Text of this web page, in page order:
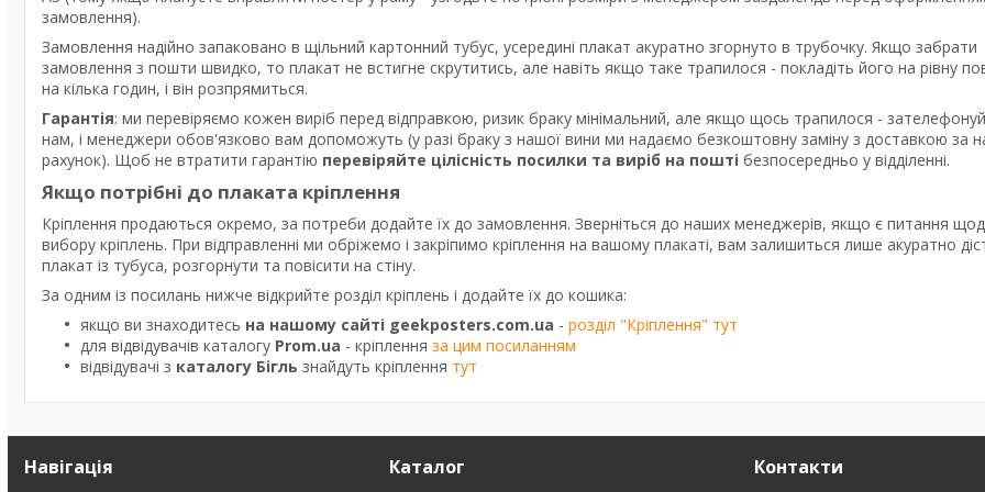
замовлення).
Замовлення надійно запаковано в щільний картонний тубус, усередині плакат акуратно згорнуто в трубочку. Якщо забрати
замовлення з пошти швидко, то плакат не встигне скрутитись, але навіть якщо таке трапилося - покладіть його на рівну
на кілька годин, і він розпрямиться.
Гарантія: ми перевіряємо кожен виріб перед відправкою, ризик браку мінімальний, але якщо щось трапилося -
нам, і менеджери обов'язково вам допоможуть (у разі браку з нашої вини ми надаємо безкоштовну заміну з доставкою за
рахунок). Щоб не втратити гарантію перевіряйте цілісність посилки та виріб на пошті безпосередньо у відділенні.
Якщо потрібні до плаката кріплення
Кріплення продаються окремо, за потреби додайте їх до замовлення. Зверніться до наших менеджерів, якщо є питання
вибору кріплень. При відправленні ми обріжемо і закріпимо кріплення на вашому плакаті, вам залишиться лише акуратно
плакат із тубуса, розгорнути та повісити на стіну.
За одним із посилань нижче відкрийте розділ кріплень і додайте їх до кошика:
якщо ви знаходитесь на нашому сайті geekposters.com.ua - розділ "Кріплення" тут
для відвідувачів каталогу Prom.ua - кріплення за цим посиланням
відвідувачі з каталогу Бігль знайдуть кріплення тут
Навігація Каталог Контакти